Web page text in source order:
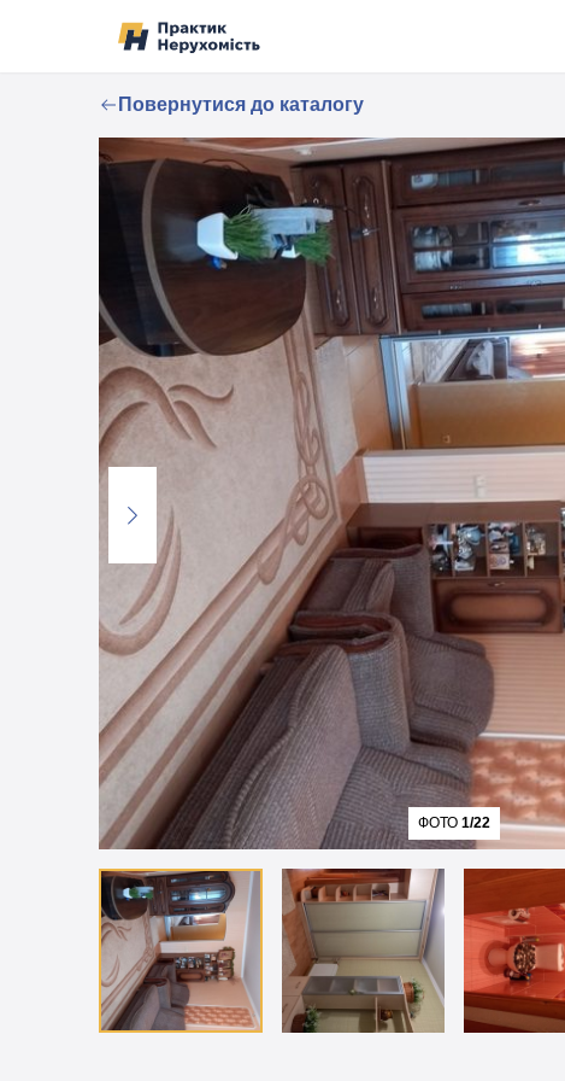
Повернутися до каталогу
ФОТО 1/22